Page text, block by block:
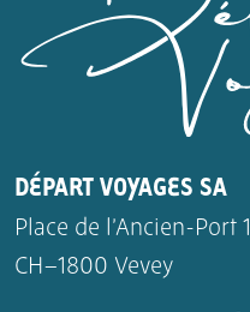
DÉPART VOYAGES SA
Place de l’Ancien-Port 1
CH–1800 Vevey